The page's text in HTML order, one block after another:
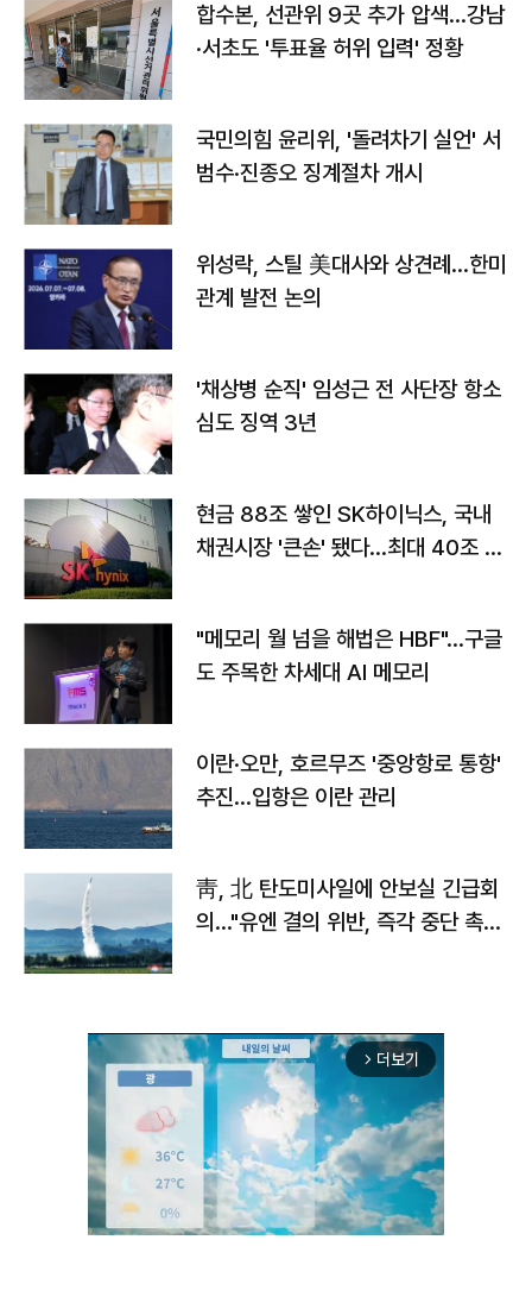
합수본, 선관위 9곳 추가 압색…강남
·서초도 '투표율 허위 입력' 정황
국민의힘 윤리위, '돌려차기 실언' 서
범수·진종오 징계절차 개시
위성락, 스틸 美대사와 상견례…한미
관계 발전 논의
'채상병 순직' 임성근 전 사단장 항소
심도 징역 3년
현금 88조 쌓인 SK하이닉스, 국내
채권시장 '큰손' 됐다…최대 40조 투
"메모리 월 넘을 해법은 HBF"…구글
도 주목한 차세대 AI 메모리
이란·오만, 호르무즈 '중앙항로 통항'
추진…입항은 이란 관리
靑, 北 탄도미사일에 안보실 긴급회
의…"유엔 결의 위반, 즉각 중단 촉
arrow_forward_ios 더보기